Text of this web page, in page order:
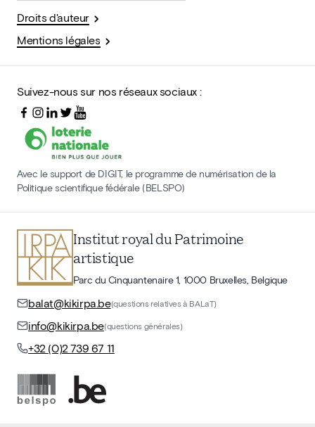
Droits d'auteur
Mentions légales
Suivez-nous sur nos réseaux sociaux :
Avec le support de DIGIT, le programme de numérisation de la
Politique scientifique fédérale (BELSPO)
Institut royal du Patrimoine
artistique
Parc du Cinquantenaire 1, 1000 Bruxelles, Belgique
balat@kikirpa.be(questions relatives à BALaT)
info@kikirpa.be(questions générales)
+32 (0)2 739 67 11